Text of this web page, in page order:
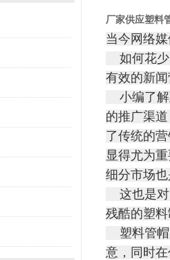
厂家供应塑料
当今网络
如何花少
有效的新
小编了解
的推广渠
了传统的
显得尤为
细分市场
这也是对
残酷的塑
塑料管帽
意，同时